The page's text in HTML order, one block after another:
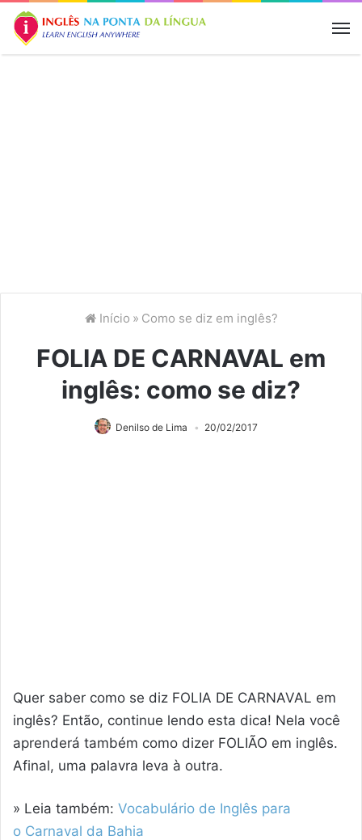
Início » Como se diz em inglês?
FOLIA DE CARNAVAL em
inglês: como se diz?
Denilso de Lima 20/02/2017
Quer saber como se diz FOLIA DE CARNAVAL em
inglês? Então, continue lendo esta dica! Nela você
aprenderá também como dizer FOLIÃO em inglês.
Afinal, uma palavra leva à outra.
» Leia também: Vocabulário de Inglês para
o Carnaval da Bahia